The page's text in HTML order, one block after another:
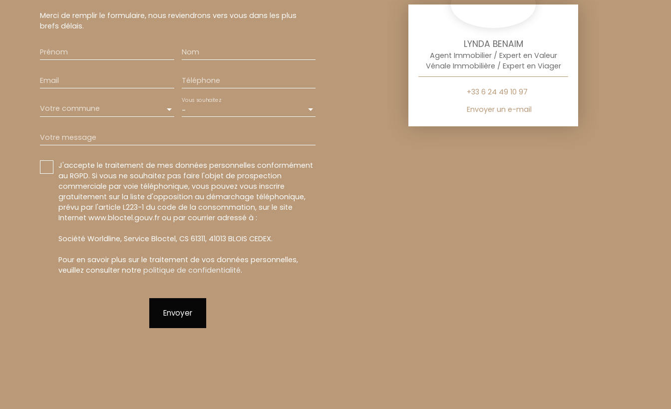
Merci de remplir le formulaire, nous reviendrons vers vous dans les plus
brefs délais.
Prénom Nom
Email Téléphone
Votre commune -
Vous souhaitez
Votre message
J'accepte le traitement de mes données personnelles conformément
au RGPD. Si vous ne souhaitez pas faire l'objet de prospection
commerciale par voie téléphonique, vous pouvez vous inscrire
gratuitement sur la liste d'opposition au démarchage téléphonique,
prévu par l'article L223-1 du code de la consommation, sur le site
Internet www.bloctel.gouv.fr ou par courrier adressé à :
Société Worldline, Service Bloctel, CS 61311, 41013 BLOIS CEDEX.
Pour en savoir plus sur le traitement de vos données personnelles,
veuillez consulter notre politique de confidentialité.
Envoyer
LYNDA BENAIM
Agent Immobilier / Expert en Valeur
Vénale Immobilière / Expert en Viager
+33 6 24 49 10 97
Envoyer un e-mail